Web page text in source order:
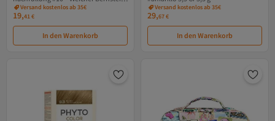
4,5 G 4,5 gr
Versand kostenlos ab 35€
19,41 €
In den Warenkorb
Versand kostenlos ab 35€
29,67€
In den Warenkorb